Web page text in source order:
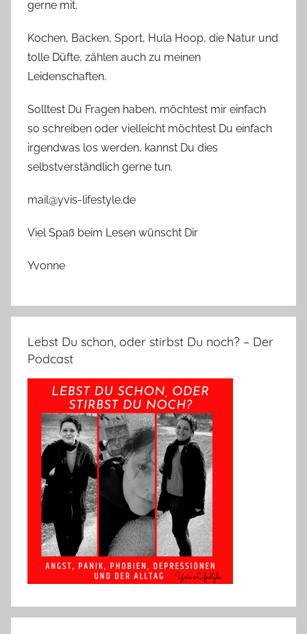
gerne mit.
Kochen, Backen, Sport, Hula Hoop, die Natur und
tolle Düfte, zählen auch zu meinen
Leidenschaften.
Solltest Du Fragen haben, möchtest mir einfach
so schreiben oder vielleicht möchtest Du einfach
irgendwas los werden, kannst Du dies
selbstverständlich gerne tun.
mail@yvis-lifestyle.de
Viel Spaß beim Lesen wünscht Dir
Yvonne
Lebst Du schon, oder stirbst Du noch? – Der
Podcast